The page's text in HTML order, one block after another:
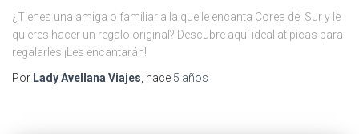
¿Tienes una amiga o familiar a la que le encanta Corea del Sur y le
quieres hacer un regalo original? Descubre aquí ideal atípicas para
regalarles ¡Les encantarán!
Por Lady Avellana Viajes , hace 5 años